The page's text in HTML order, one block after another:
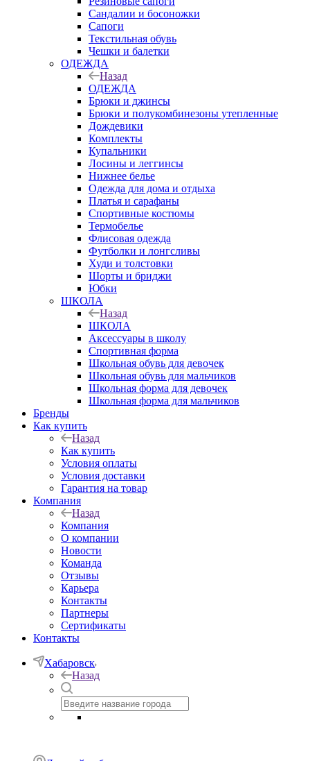
Сандалии и босоножки
Сапоги
Текстильная обувь
Чешки и балетки
ОДЕЖДА
Назад
ОДЕЖДА
Брюки и джинсы
Брюки и полукомбинезоны утепленные
Дождевики
Комплекты
Купальники
Лосины и леггинсы
Нижнее белье
Одежда для дома и отдыха
Платья и сарафаны
Спортивные костюмы
Термобелье
Флисовая одежда
Футболки и лонгсливы
Худи и толстовки
Шорты и бриджи
Юбки
ШКОЛА
Назад
ШКОЛА
Аксессуары в школу
Спортивная форма
Школьная обувь для девочек
Школьная обувь для мальчиков
Школьная форма для девочек
Школьная форма для мальчиков
Бренды
Как купить
Назад
Как купить
Условия оплаты
Условия доставки
Гарантия на товар
Компания
Назад
Компания
О компании
Новости
Команда
Отзывы
Карьера
Контакты
Партнеры
Сертификаты
Контакты
Хабаровск
Назад